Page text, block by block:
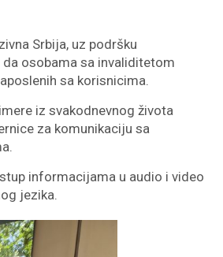
Srbija, uz podršku
osobama sa invaliditetom
sa korisnicima.
iz svakodnevnog života
za komunikaciju sa
informacijama u audio i video
jezika.